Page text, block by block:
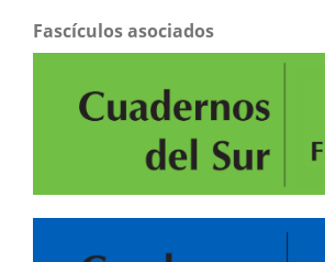
Fascículos asociados